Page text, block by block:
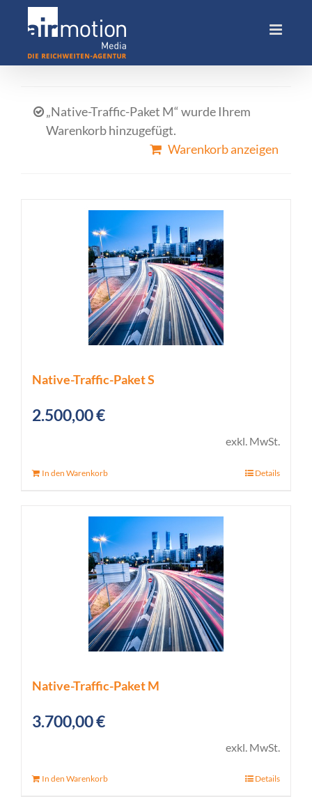
„Native-Traffic-Paket M“ wurde Ihrem
Warenkorb hinzugefügt.
Warenkorb anzeigen
Native-Traffic-Paket S
2.500,00€
exkl. MwSt.
In den Warenkorb Details
Native-Traffic-Paket M
3.700,00€
exkl. MwSt.
In den Warenkorb Details